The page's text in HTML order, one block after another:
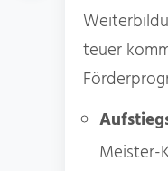
teuer
Meister-